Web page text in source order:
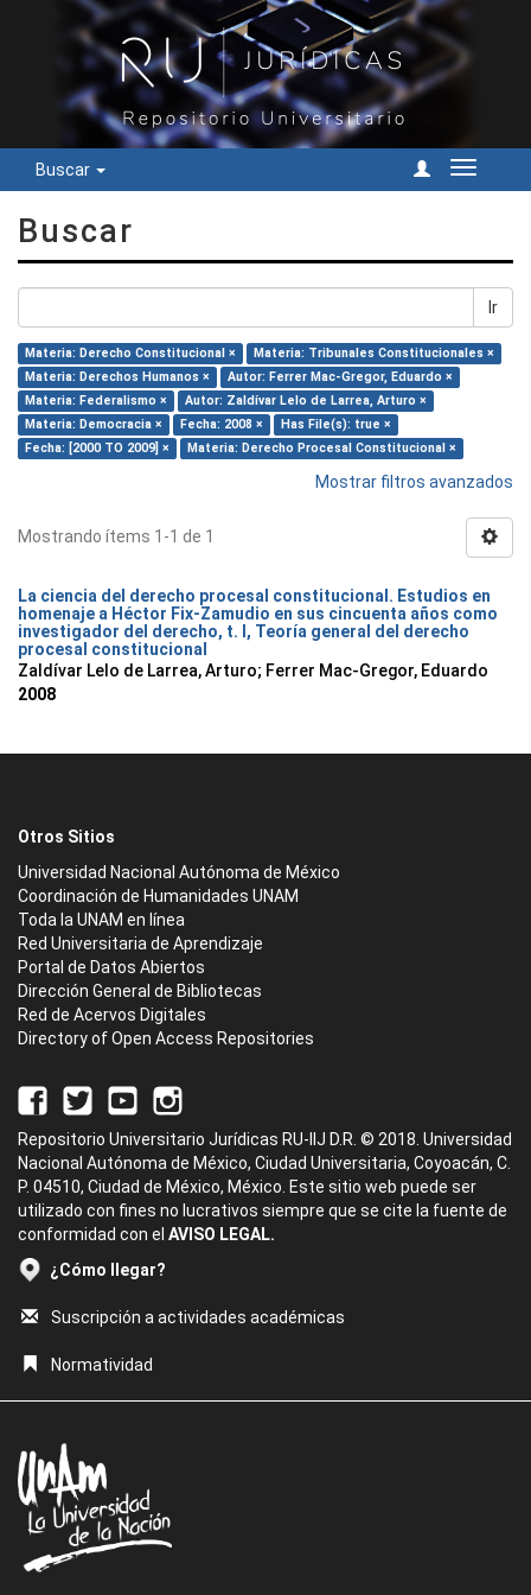
Buscar
Cambiar
Buscar
Ir
Materia: Derecho Constitucional ×
Materia: Tribunales Constitucionales ×
Materia: Derechos Humanos ×
Autor: Ferrer Mac-Gregor, Eduardo ×
Materia: Federalismo ×
Autor: Zaldívar Lelo de Larrea, Arturo ×
Materia: Democracia ×
Fecha: 2008 ×
Has File(s): true ×
Fecha: [2000 TO 2009] ×
Materia: Derecho Procesal Constitucional ×
Mostrar filtros avanzados
Mostrando ítems 1-1 de 1
La ciencia del derecho procesal constitucional. Estudios en
homenaje a Héctor Fix-Zamudio en sus cincuenta años como
investigador del derecho, t. I, Teoría general del derecho
procesal constitucional
Zaldívar Lelo de Larrea, Arturo; Ferrer Mac-Gregor, Eduardo
2008
Otros Sitios
Universidad Nacional Autónoma de México
Coordinación de Humanidades UNAM
Toda la UNAM en línea
Red Universitaria de Aprendizaje
Portal de Datos Abiertos
Dirección General de Bibliotecas
Red de Acervos Digitales
Directory of Open Access Repositories
Repositorio Universitario Jurídicas RU-IIJ D.R. © 2018. Universidad
Nacional Autónoma de México, Ciudad Universitaria, Coyoacán, C.
P. 04510, Ciudad de México, México. Este sitio web puede ser
utilizado con fines no lucrativos siempre que se cite la fuente de
conformidad con el AVISO LEGAL.
¿Cómo llegar?
Suscripción a actividades académicas
Normatividad